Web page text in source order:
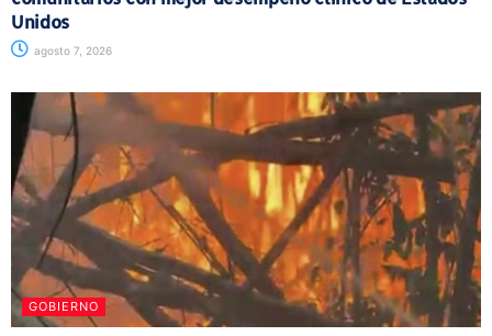
Unidos
agosto 7, 2026
GOBIERNO